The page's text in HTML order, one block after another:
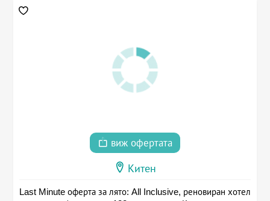
виж офертата
Китен
Last Minute оферта за лято: All Inclusive, реновиран хотел